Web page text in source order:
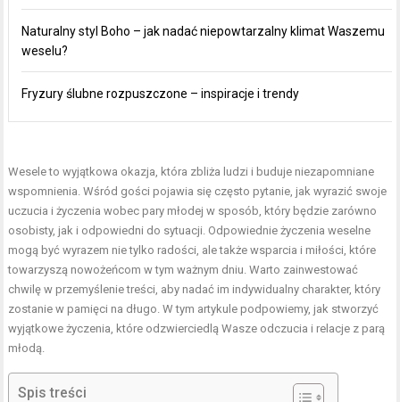
Naturalny styl Boho – jak nadać niepowtarzalny klimat Waszemu
weselu?
Fryzury ślubne rozpuszczone – inspiracje i trendy
Wesele to wyjątkowa okazja, która zbliża ludzi i buduje niezapomniane
wspomnienia. Wśród gości pojawia się często pytanie, jak wyrazić swoje
uczucia i życzenia wobec pary młodej w sposób, który będzie zarówno
osobisty, jak i odpowiedni do sytuacji. Odpowiednie życzenia weselne
mogą być wyrazem nie tylko radości, ale także wsparcia i miłości, które
towarzyszą nowożeńcom w tym ważnym dniu. Warto zainwestować
chwilę w przemyślenie treści, aby nadać im indywidualny charakter, który
zostanie w pamięci na długo. W tym artykule podpowiemy, jak stworzyć
wyjątkowe życzenia, które odzwierciedlą Wasze odczucia i relacje z parą
młodą.
Spis treści